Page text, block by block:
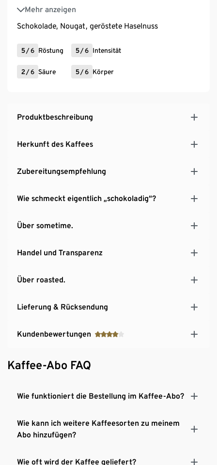
Mehr anzeigen
Varietät: Catuaí, Caturra (Brasilien), Castillo,
Colombia, Cenicafé 1 (Kolumbien), Canephora
(Indien)
Schokolade, Nougat, geröstete Haselnuss
5 /6 Röstung 5 /6 Intensität
2 /6 Säure 5 /6 Körper
Produktbeschreibung
Herkunft des Kaffees
Zubereitungsempfehlung
Wie schmeckt eigentlich „schokoladig“?
Über sometime.
Handel und Transparenz
Über roasted.
Lieferung & Rücksendung
Kundenbewertungen
Kaffee-Abo FAQ
Wie funktioniert die Bestellung im Kaffee-Abo?
Wie kann ich weitere Kaffeesorten zu meinem
Abo hinzufügen?
Wie oft wird der Kaffee geliefert?